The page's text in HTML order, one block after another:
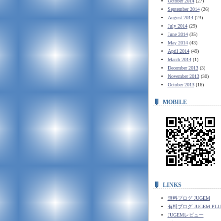
September 2014(26)
August 2014(23)
July 2014(29)
June 2014(35)
May 2014(43)
April 2014(49)
March 2014(1)
December 2013(3)
November 2013(30)
October 2013(16)
MOBILE
LINKS
無料ブログ JUGEM
有料ブログ JUGEM
JUGEMレビュー